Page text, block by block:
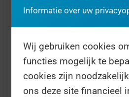
deuren op deze zaterdag
Nationale Kringloopdag.
een drankje, een
activiteiten. Zie dewebsite
Informatie over uw
Wij gebruiken cookies
functies mogelijk te
cookies zijn
ons deze site financieel